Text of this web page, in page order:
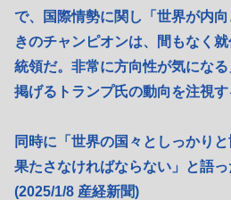
で、国際情勢に関し「世界が内
きのチャンピオンは、間もなく
統領だ。非常に方向性が気にな
掲げるトランプ氏の動向を注視す
同時に「世界の国々としっかり
果たさなければならない」と語っ
(2025/1/8 産経新聞)